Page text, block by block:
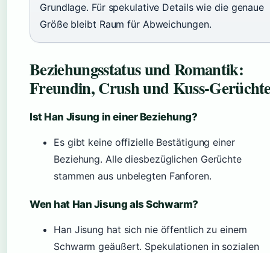
Grundlage. Für spekulative Details wie die genaue
Größe bleibt Raum für Abweichungen.
Beziehungsstatus und Romantik:
Freundin, Crush und Kuss-
Ist Han Jisung in einer Beziehung?
Es gibt keine offizielle Bestätigung einer
Beziehung. Alle diesbezüglichen Gerüchte
stammen aus unbelegten Fanforen.
Wen hat Han Jisung als Schwarm?
Han Jisung hat sich nie öffentlich zu einem
Schwarm geäußert. Spekulationen in sozialen